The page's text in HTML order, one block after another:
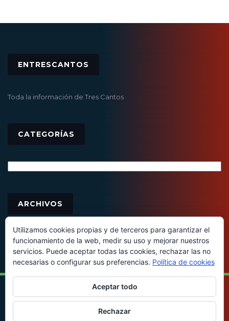
ENTRESCANTOS
Toda la información de Tres Cantos
CATEGORÍAS
ARCHIVOS
© 2016 - Todos los derechos reservados
Utilizamos cookies propias y de terceros para garantizar el
funcionamiento de la web, medir su uso y mejorar nuestros
servicios. Puede aceptar todas las cookies, rechazar las no
necesarias o configurar sus preferencias. Política de cookies
Aceptar todo
Rechazar